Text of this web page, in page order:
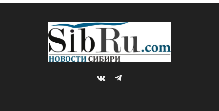
VKontakteTelegram